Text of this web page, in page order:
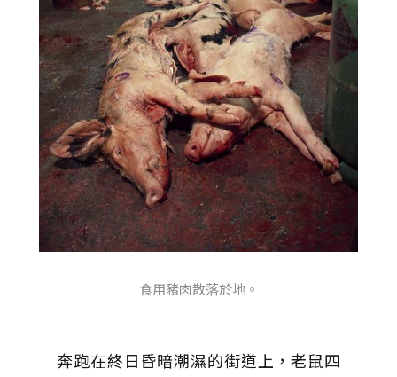
食用豬肉散落於地。
奔跑在終日昏暗潮濕的街道上，老鼠四